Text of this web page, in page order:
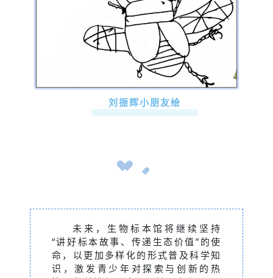
刘振辉小朋友绘
未来，生物标本馆将继续坚持
“讲好标本故事、传递生态价值”的使
命，以更加多样化的形式普及科学知
识，激发青少年对探索与创新的热